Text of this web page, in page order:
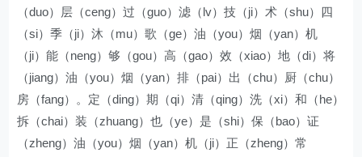
（duo）层（ceng）过（guo）滤（lv）技（ji）术（shu）四
（si）季（ji）沐（mu）歌（ge）油（you）烟（yan）机
（ji）能（neng）够（gou）高（gao）效（xiao）地（di）将
（jiang）油（you）烟（yan）排（pai）出（chu）厨（chu）
房（fang）。定（ding）期（qi）清（qing）洗（xi）和（he）
拆（chai）装（zhuang）也（ye）是（shi）保（bao）证
（zheng）油（you）烟（yan）机（ji）正（zheng）常